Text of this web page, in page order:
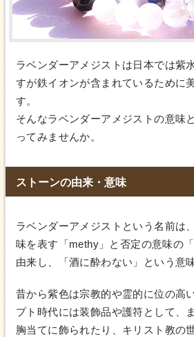
ラベンダーアメジストは日本では紫
すが鉄イオンが含まれているために
す。
そんなラベンダーアメジストの意味
ってみませんか。
ストーンの由来・意味
ラベンダーアメジストという名前は
味を表す「methy」と否定の意味の
由来し、「酒に酔わない」という意
昔から紫色は宗教的や霊的に位の高
プト時代には装飾品や護符として、
胸当てに飾られたり、キリスト教の